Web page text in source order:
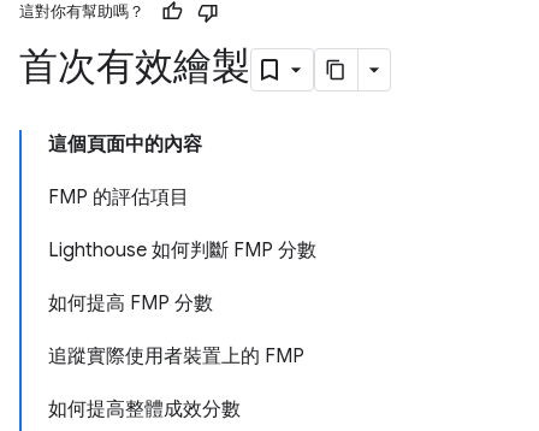
這對你有幫助嗎？
首次有效繪製
這個頁面中的內容
FMP 的評估項目
Lighthouse 如何判斷 FMP 分數
如何提高 FMP 分數
追蹤實際使用者裝置上的 FMP
如何提高整體成效分數